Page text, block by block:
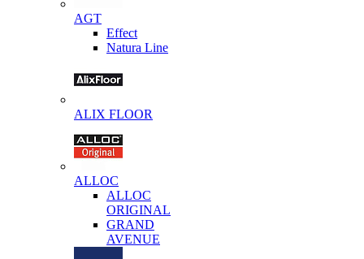
AGT
Effect
Natura Line
ALIX FLOOR
ALLOC
ALLOC
ORIGINAL
GRAND
AVENUE